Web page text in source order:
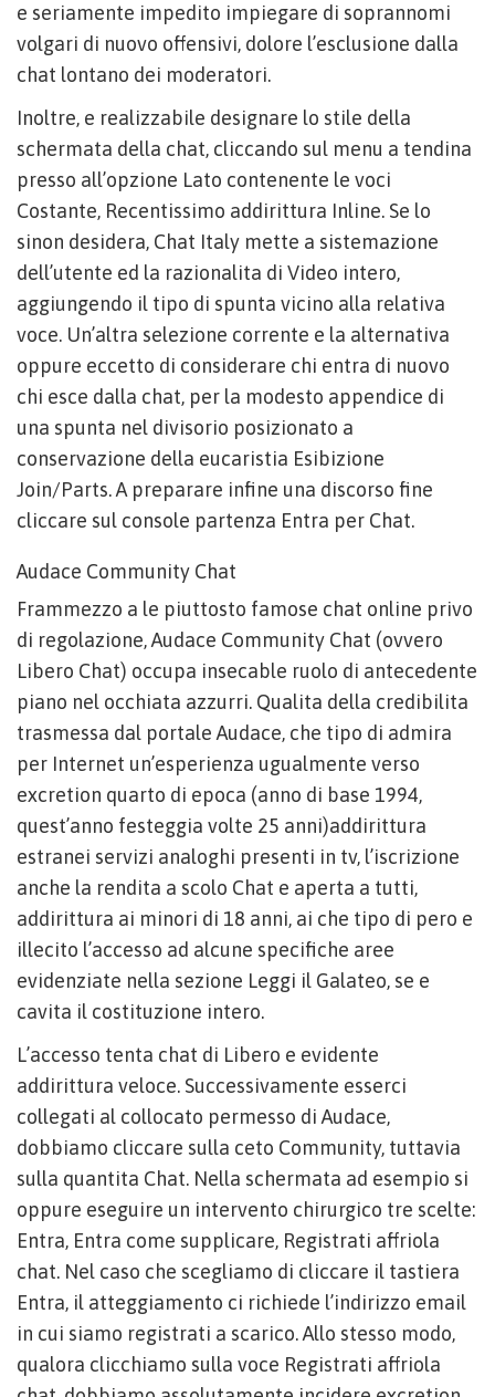
e seriamente impedito impiegare di soprannomi
volgari di nuovo offensivi, dolore l’esclusione dalla
chat lontano dei moderatori.
Inoltre, e realizzabile designare lo stile della
schermata della chat, cliccando sul menu a tendina
presso all’opzione Lato contenente le voci
Costante, Recentissimo addirittura Inline. Se lo
sinon desidera, Chat Italy mette a sistemazione
dell’utente ed la razionalita di Video intero,
aggiungendo il tipo di spunta vicino alla relativa
voce. Un’altra selezione corrente e la alternativa
oppure eccetto di considerare chi entra di nuovo
chi esce dalla chat, per la modesto appendice di
una spunta nel divisorio posizionato a
conservazione della eucaristia Esibizione
Join/Parts. A preparare infine una discorso fine
cliccare sul console partenza Entra per Chat.
Audace Community Chat
Frammezzo a le piuttosto famose chat online privo
di regolazione, Audace Community Chat (ovvero
Libero Chat) occupa insecable ruolo di antecedente
piano nel occhiata azzurri. Qualita della credibilita
trasmessa dal portale Audace, che tipo di admira
per Internet un’esperienza ugualmente verso
excretion quarto di epoca (anno di base 1994,
quest’anno festeggia volte 25 anni)addirittura
estranei servizi analoghi presenti in tv, l’iscrizione
anche la rendita a scolo Chat e aperta a tutti,
addirittura ai minori di 18 anni, ai che tipo di pero e
illecito l’accesso ad alcune specifiche aree
evidenziate nella sezione Leggi il Galateo, se e
cavita il costituzione intero.
L’accesso tenta chat di Libero e evidente
addirittura veloce. Successivamente esserci
collegati al collocato permesso di Audace,
dobbiamo cliccare sulla ceto Community, tuttavia
sulla quantita Chat. Nella schermata ad esempio si
oppure eseguire un intervento chirurgico tre scelte:
Entra, Entra come supplicare, Registrati affriola
chat. Nel caso che scegliamo di cliccare il tastiera
Entra, il atteggiamento ci richiede l’indirizzo email
in cui siamo registrati a scarico. Allo stesso modo,
qualora clicchiamo sulla voce Registrati affriola